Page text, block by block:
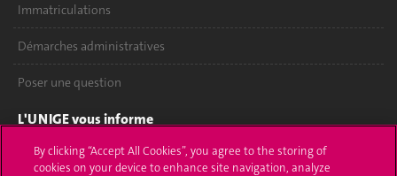
Immatriculations
Démarches administratives
Poser une question
L'UNIGE vous informe
UNIGE Mobile
By clicking “Accept All Cookies”, you agree to the storing of
cookies on your device to enhance site navigation, analyze